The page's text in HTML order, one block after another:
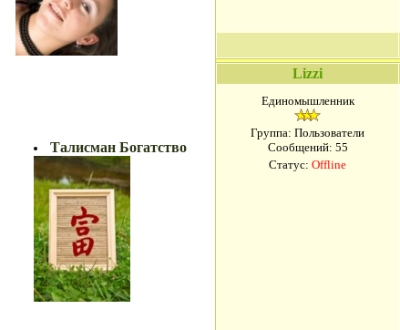
Талисман Богатство
Lizzi
Единомышленник
Группа: Пользователи
Сообщений: 55
Статус: Offline